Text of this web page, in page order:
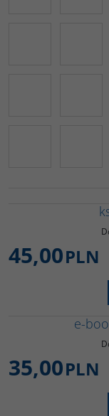
45,00PLN
e-
35,00PLN